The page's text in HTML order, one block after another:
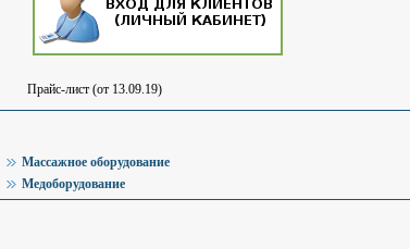
Прайс-лист (от 13.09.19)
Массажное оборудование
Медоборудование